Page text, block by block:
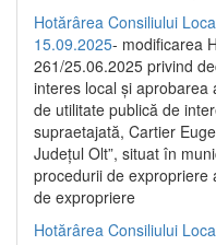
Hotărârea Consiliului
15.09.2025- modificarea
261/25.06.2025 privind
interes local și aprobarea
de utilitate publică de
supraetajată, Cartier
Județul Olt”, situat în
procedurii de expropriere
de expropriere
Hotărârea Consiliului